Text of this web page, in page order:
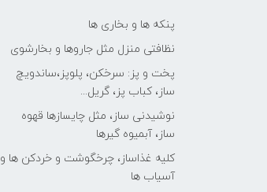
پنکه ها و بخاری ها
نظافتی منزل مثل جاروها و بخارشوی
پخت و پز: سرخکن، پلوپز،ساندویچ
ساز، کباب پز، گریل...
نوشیدنی ساز، مثل چایسازها قهوه
ساز، آبمیوه گیرها
کلیه غذاساز، چرخگوشت و خردکن ها و
آسیاب ها